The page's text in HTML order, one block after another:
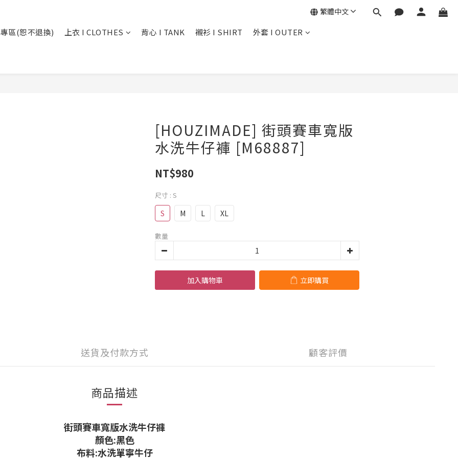
區(恕不退換) 上衣 I CLOTHES 背心 I TANK 襯衫 I SHIRT 外套 I OUTER
繁體中文
[HOUZIMADE] 街頭賽車寬版
水洗牛仔褲 [M68887]
NT$980
尺寸 : S
S M L XL
數量
加入購物車 立即購買
送貨及付款方式 顧客評價
商品描述
街頭賽車寬版水洗牛仔褲
顏色:黑色
布料:水洗單寧牛仔